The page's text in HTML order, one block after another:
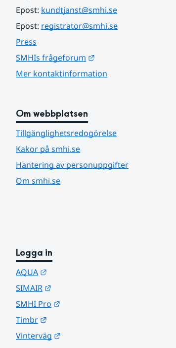
Epost: kundtjanst@smhi.se
Epost: registrator@smhi.se
Press
SMHIs frågeforum
Mer kontaktinformation
Om webbplatsen
Tillgänglighetsredogörelse
Kakor på smhi.se
Hantering av personuppgifter
Om smhi.se
Logga in
AQUA
SIMAIR
SMHI Pro
Timbr
Vinterväg